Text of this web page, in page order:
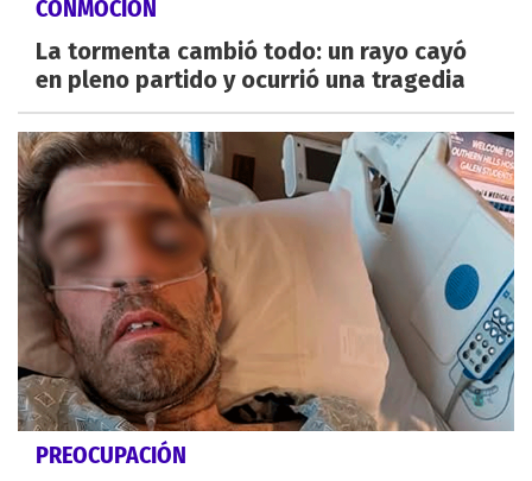
CONMOCIÓN
La tormenta cambió todo: un rayo cayó
en pleno partido y ocurrió una tragedia
PREOCUPACIÓN